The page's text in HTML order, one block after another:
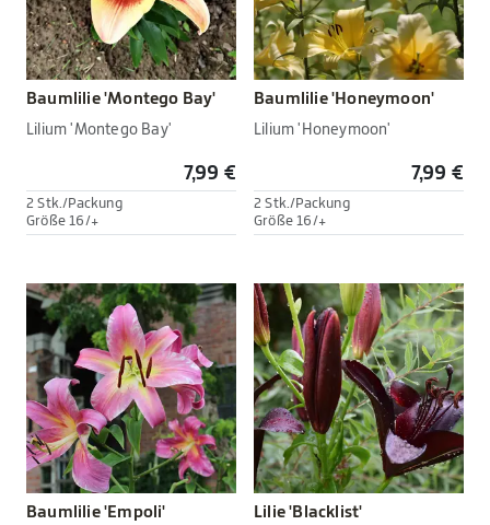
Baumlilie 'Montego Bay'
Lilium 'Montego Bay'
7,99 €
2 Stk./Packung
Größe 16/+
Baumlilie 'Honeymoon'
Lilium 'Honeymoon'
7,99 €
2 Stk./Packung
Größe 16/+
Baumlilie 'Empoli' Lilie 'Blacklist'